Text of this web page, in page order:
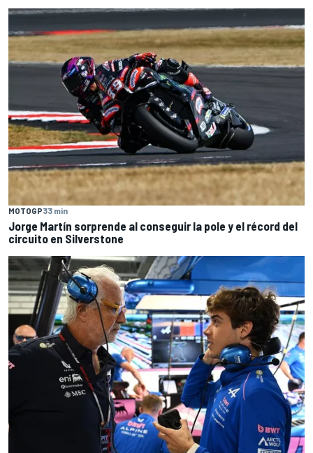
MOTOGP33 min
Jorge Martín sorprende al conseguir la pole y el récord del
circuito en Silverstone